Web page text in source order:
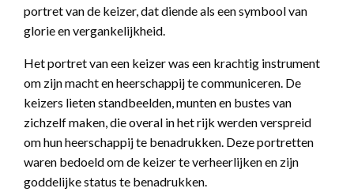
portret van de keizer, dat diende als een symbool van
glorie en vergankelijkheid.
Het portret van een keizer was een krachtig instrument
om zijn macht en heerschappij te communiceren. De
keizers lieten standbeelden, munten en bustes van
zichzelf maken, die overal in het rijk werden verspreid
om hun heerschappij te benadrukken. Deze portretten
waren bedoeld om de keizer te verheerlijken en zijn
goddelijke status te benadrukken.